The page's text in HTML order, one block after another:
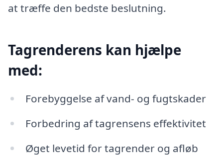
at træffe den bedste beslutning.
Tagrenderens kan hjælpe
med:
Forebyggelse af vand- og fugtskader
Forbedring af tagrensens effektivitet
Øget levetid for tagrender og afløb